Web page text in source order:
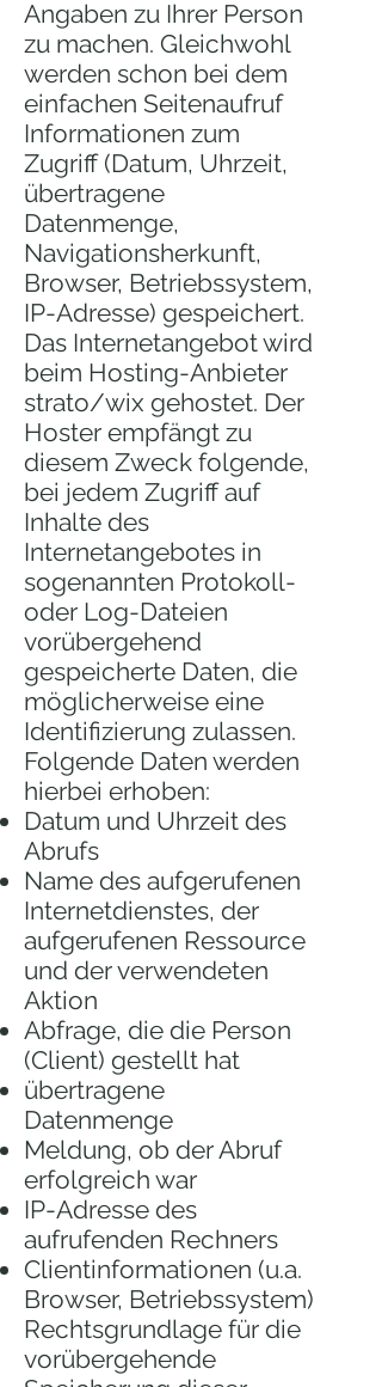
Angaben zu Ihrer Person
zu machen. Gleichwohl
werden schon bei dem
einfachen Seitenaufruf
Informationen zum
Zugriff (Datum, Uhrzeit,
übertragene
Datenmenge,
Navigationsherkunft,
Browser, Betriebssystem,
IP-Adresse) gespeichert.
Das Internetangebot wird
beim Hosting-Anbieter
strato/wix gehostet. Der
Hoster empfängt zu
diesem Zweck folgende,
bei jedem Zugriff auf
Inhalte des
Internetangebotes in
sogenannten Protokoll-
oder Log-Dateien
vorübergehend
gespeicherte Daten, die
möglicherweise eine
Identifizierung zulassen.
Folgende Daten werden
hierbei erhoben:
Datum und Uhrzeit des
Abrufs
Name des aufgerufenen
Internetdienstes, der
aufgerufenen Ressource
und der verwendeten
Aktion
Abfrage, die die Person
(Client) gestellt hat
übertragene
Datenmenge
Meldung, ob der Abruf
erfolgreich war
IP-Adresse des
aufrufenden Rechners
Clientinformationen (u.a.
Browser, Betriebssystem)
Rechtsgrundlage für die
vorübergehende